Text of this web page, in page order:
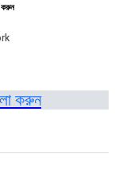
করুন
করুন